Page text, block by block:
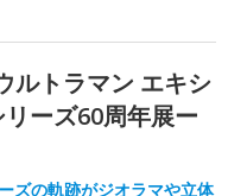
ルトラマン エキシ
ーズ60周年展ー
ズの軌跡がジオラマや立体